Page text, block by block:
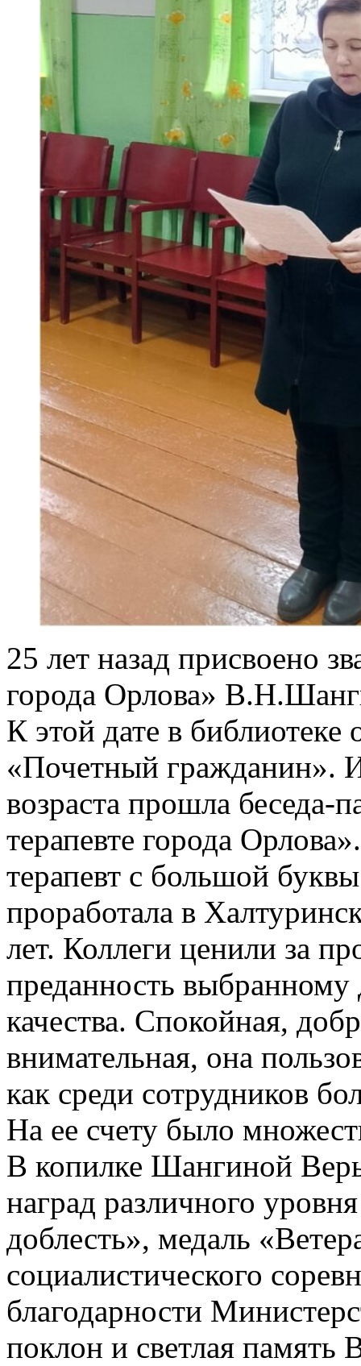
25 лет назад присвоено
города Орлова»
К этой дате в
«Почетный гражданин».
возраста прошла беседа-
терапевте города
терапевт с большой
проработала в
лет. Коллеги ценили за
преданность
качества. Спокойная,
внимательная, она
как среди сотрудников
На ее счету было
В копилке Шангиной
наград различного
доблесть», медаль
социалистического
благодарности
поклон и светлая память